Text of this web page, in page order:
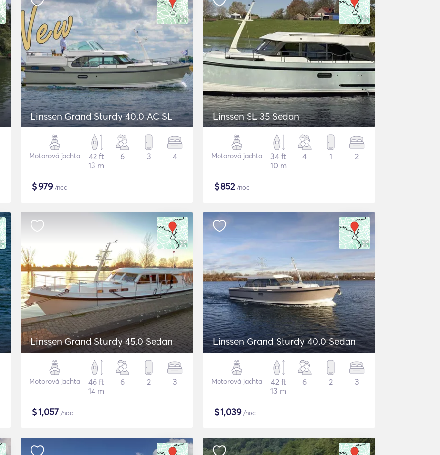
Linssen Grand Sturdy 40.0 AC SL
Motorová jachta
42 ft
13 m
6 3 4
$979/noc
Linssen SL 35 Sedan
Motorová jachta
34 ft
10 m
4 1 2
$852/noc
Linssen Grand Sturdy 45.0 Sedan
Motorová jachta
46 ft
14 m
6 2 3
$1,057 /noc
Linssen Grand Sturdy 40.0 Sedan
Motorová jachta
42 ft
13 m
6 2 3
$1,039/noc